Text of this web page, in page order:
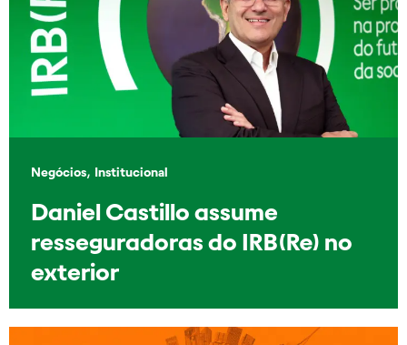
Negócios, Institucional
Daniel Castillo assume
resseguradoras do IRB(Re) no
exterior